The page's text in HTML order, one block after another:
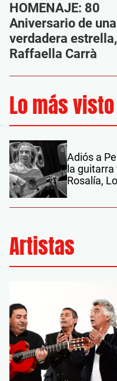
HOMENAJE: 80
Aniversario de una
verdadera estrella,
Raffaella Carrà
Lo más visto
Adiós a
la
Rosalía,
Artistas